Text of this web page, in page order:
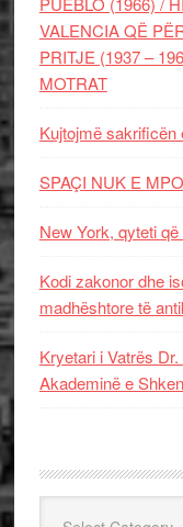
VALENCIA QË
PRITJE (1937 –
MOTRAT
Kujtojmë sakrificën
SPAÇI NUK E
New York, qyteti
Kodi zakonor dhe
madhështore të
Kryetari i Vatrës
Akademinë e